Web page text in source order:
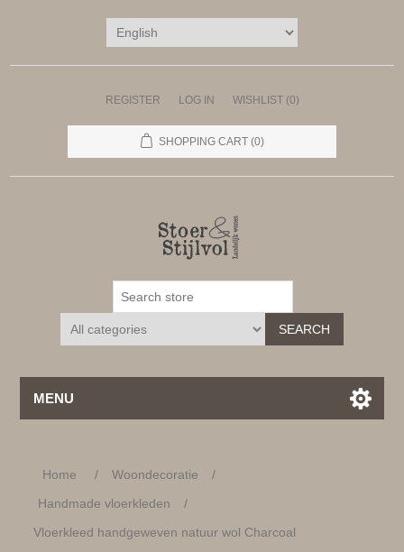
REGISTER LOG IN WISHLIST (0)
SHOPPING CART (0)
SEARCH
MENU
Home / Woondecoratie
/
Handmade vloerkleden
/
Vloerkleed handgeweven natuur wol Charcoal